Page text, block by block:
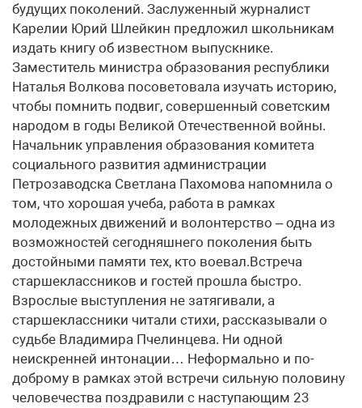
будущих поколений. Заслуженный журналист
Карелии Юрий Шлейкин предложил школьникам
издать книгу об известном выпускнике.
Заместитель министра образования республики
Наталья Волкова посоветовала изучать историю,
чтобы помнить подвиг, совершенный советским
народом в годы Великой Отечественной войны.
Начальник управления образования комитета
социального развития администрации
Петрозаводска Светлана Пахомова напомнила о
том, что хорошая учеба, работа в рамках
молодежных движений и волонтерство – одна из
возможностей сегодняшнего поколения быть
достойными памяти тех, кто воевал.Встреча
старшеклассников и гостей прошла быстро.
Взрослые выступления не затягивали, а
старшеклассники читали стихи, рассказывали о
судьбе Владимира Пчелинцева. Ни одной
неискренней интонации… Неформально и по-
доброму в рамках этой встречи сильную половину
человечества поздравили с наступающим 23